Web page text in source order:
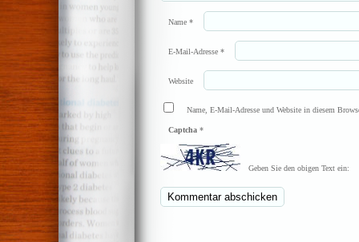
Name *
E-Mail-Adresse *
Website
Name, E-Mail-Adresse und Website in diesem
Captcha *
Geben Sie den obigen Text ein: